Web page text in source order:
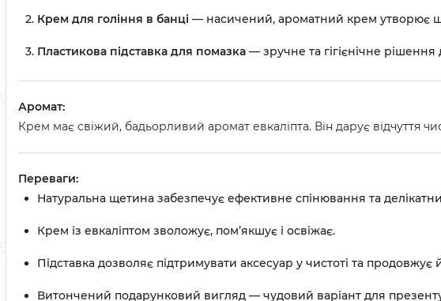
Крем для гоління в банці — насичений, ароматний крем утворює
Пластикова підставка для помазка — зручне та гігієнічне
Аромат:
Крем має свіжий, бадьорливий аромат евкаліпта. Він дарує відчуття
Переваги:
Натуральна щетина забезпечує ефективне спінювання та
Крем із евкаліптом зволожує, пом’якшує і освіжає.
Підставка дозволяє підтримувати аксесуар у чистоті та
Витончений подарунковий вигляд — чудовий варіант для